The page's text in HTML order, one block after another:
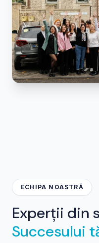
ECHIPA NOASTRĂ
Experții din
Succesului